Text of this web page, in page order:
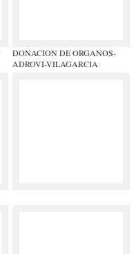
DONACION DE ORGANOS-
ADROVI-VILAGARCIA